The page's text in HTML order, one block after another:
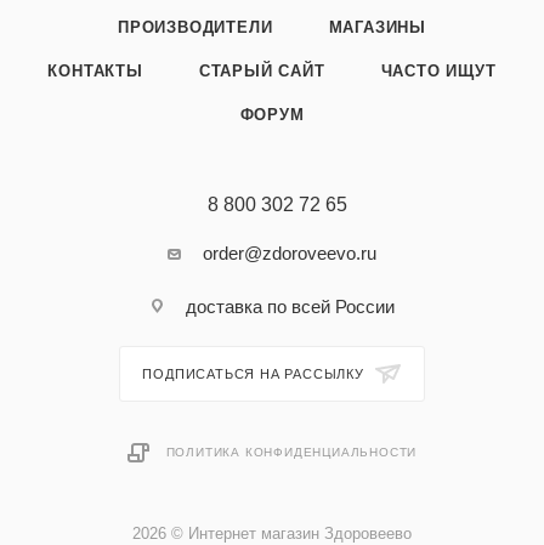
ПРОИЗВОДИТЕЛИ МАГАЗИНЫ
КОНТАКТЫ СТАРЫЙ САЙТ ЧАСТО ИЩУТ
ФОРУМ
8 800 302 72 65
order@zdoroveevo.ru
доставка по всей России
ПОДПИСАТЬСЯ НА РАССЫЛКУ
ПОЛИТИКА КОНФИДЕНЦИАЛЬНОСТИ
2026 © Интернет магазин Здоровеево